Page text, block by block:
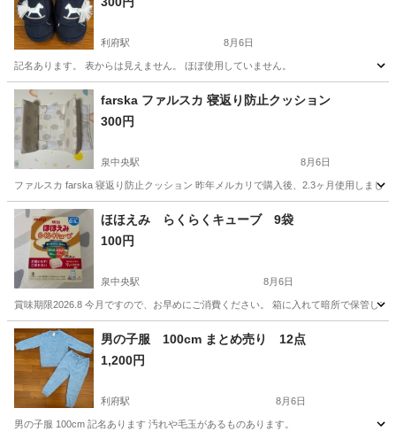
利府駅 8月6日
記名あります。 表からは見えません。 ほぼ使用していません。
宮城 宮城郡 キッズ用品
farska ファルスカ 寝返り防止クッション
300円
泉中央駅 8月6日
ファルスカ farska 寝返り防止クッション 昨年メルカリで購入後、2.3ヶ月使用しまし
宮城 仙台市 泉中央駅 ベビー用品 メルカリ
ほほえみ らくらくキューブ 9袋
100円
泉中央駅 8月6日
賞味期限2026.8 今月ですので、お早めにご消費ください。 箱に入れて暗所で保管し
宮城 仙台市 泉中央駅 子供用品 ほほえみ
男の子服 100cm まとめ売り 12点
1,200円
利府駅 8月6日
男の子服 100cm 記名あります 汚れや毛玉があるものあります。